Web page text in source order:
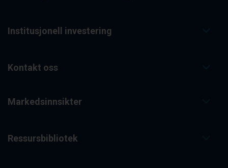
Institusjonell investering
Kontakt oss
Markedsinnsikter
Ressursbibliotek